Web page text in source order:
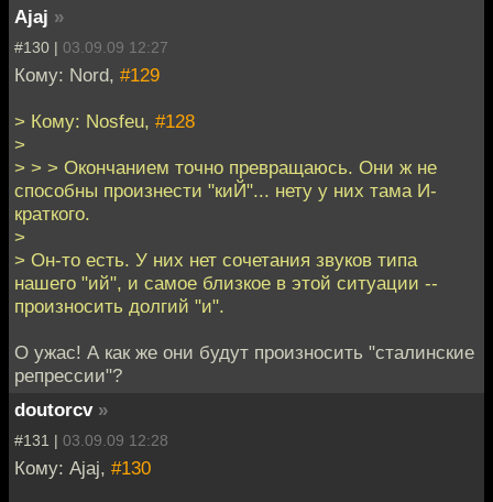
Ajaj »
#130 | 03.09.09 12:27
Кому: Nord, #129
> Кому: Nosfeu, #128
>
> > > Окончанием точно превращаюсь. Они ж не
способны произнести "киЙ"... нету у них тама И-
краткого.
>
> Он-то есть. У них нет сочетания звуков типа
нашего "ий", и самое близкое в этой ситуации --
произносить долгий "и".
О ужас! А как же они будут произносить "сталинские
репрессии"?
doutorcv »
#131 | 03.09.09 12:28
Кому: Ajaj, #130